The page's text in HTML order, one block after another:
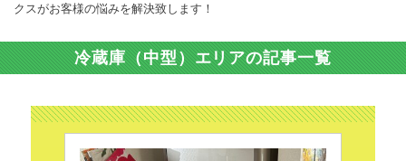
クスがお客様の悩みを解決致します！
冷蔵庫（中型）エリアの記事一覧